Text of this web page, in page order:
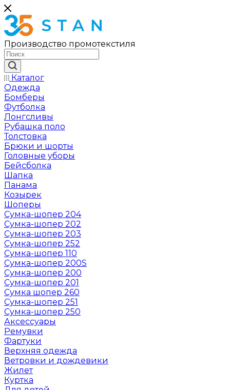
Производство промотекстиля
Каталог
Одежда
Бомберы
Футболка
Лонгсливы
Рубашка поло
Толстовка
Брюки и шорты
Головные уборы
Бейсболка
Шапка
Панама
Козырек
Шоперы
Сумка-шопер 204
Сумка-шопер 202
Сумка-шопер 203
Сумка-шопер 252
Сумка-шопер 110
Сумка-шопер 200S
Сумка-шопер 200
Сумка-шопер 201
Сумка шопер 260
Сумка-шопер 251
Сумка-шопер 250
Аксессуары
Ремувки
Фартуки
Верхняя одежда
Ветровки и дождевики
Жилет
Куртка